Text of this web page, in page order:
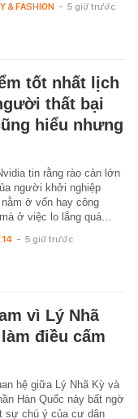
& FASHION - 5 giờ trước
tốt nhất lịch
thất bại
hiểu nhưng
tin rằng rào cản lớn
người khởi nghiệp
nằm ở vốn hay công
ở việc lo lắng quá…
- 5 giờ trước
vì Lý Nhã
điều cấm
hệ giữa Lý Nhã Kỳ và
Hàn Quốc này bất ngờ
sự chú ý của cư dân